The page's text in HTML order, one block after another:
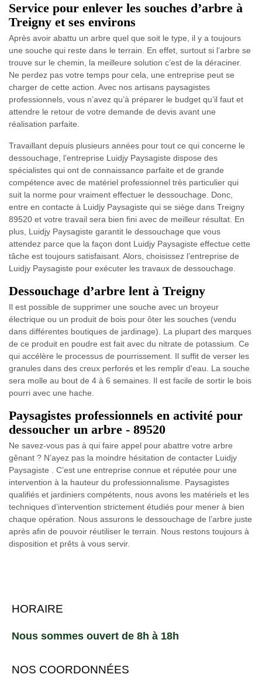
Service pour enlever les souches d’arbre à
Treigny et ses environs
Après avoir abattu un arbre quel que soit le type, il y a toujours
une souche qui reste dans le terrain. En effet, surtout si l’arbre se
trouve sur le chemin, la meilleure solution c’est de la déraciner.
Ne perdez pas votre temps pour cela, une entreprise peut se
charger de cette action. Avec nos artisans paysagistes
professionnels, vous n’avez qu’à préparer le budget qu’il faut et
attendre le retour de votre demande de devis avant une
réalisation parfaite.
Travaillant depuis plusieurs années pour tout ce qui concerne le
dessouchage, l’entreprise Luidjy Paysagiste dispose des
spécialistes qui ont de connaissance parfaite et de grande
compétence avec de matériel professionnel très particulier qui
suit la norme pour vraiment effectuer le dessouchage. Donc,
entre en contacte à Luidjy Paysagiste qui se siège dans Treigny
89520 et votre travail sera bien fini avec de meilleur résultat. En
plus, Luidjy Paysagiste garantit le dessouchage que vous
attendez parce que la façon dont Luidjy Paysagiste effectue cette
tâche est toujours satisfaisant. Alors, choisissez l’entreprise de
Luidjy Paysagiste pour exécuter les travaux de dessouchage.
Dessouchage d’arbre lent à Treigny
Il est possible de supprimer une souche avec un broyeur
électrique ou un produit de bois pour ôter les souches (vendu
dans différentes boutiques de jardinage). La plupart des marques
de ce produit en poudre est fait avec du nitrate de potassium. Ce
qui accélère le processus de pourrissement. Il suffit de verser les
granules dans des creux perforés et les remplir d'eau. La souche
sera molle au bout de 4 à 6 semaines. Il est facile de sortir le bois
pourri avec une hache.
Paysagistes professionnels en activité pour
dessoucher un arbre - 89520
Ne savez-vous pas à qui faire appel pour abattre votre arbre
gênant ? N’ayez pas la moindre hésitation de contacter Luidjy
Paysagiste . C’est une entreprise connue et réputée pour une
intervention à la hauteur du professionnalisme. Paysagistes
qualifiés et jardiniers compétents, nous avons les matériels et les
techniques d’intervention strictement étudiés pour mener à bien
chaque opération. Nous assurons le dessouchage de l’arbre juste
après afin de pouvoir réutiliser le terrain. Nous restons toujours à
disposition et prêts à vous servir.
HORAIRE
Nous sommes ouvert de 8h à 18h
NOS COORDONNÉES